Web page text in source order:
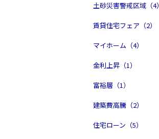
土砂災害警戒区域（4）
賃貸住宅フェア（2）
マイホーム（4）
金利上昇（1）
富裕層（1）
建築費高騰（2）
住宅ローン（5）